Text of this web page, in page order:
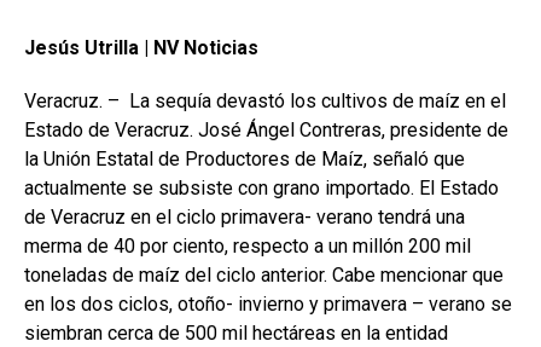
Jesús Utrilla | NV Noticias
Veracruz. – La sequía devastó los cultivos de maíz en el
Estado de Veracruz. José Ángel Contreras, presidente de
la Unión Estatal de Productores de Maíz, señaló que
actualmente se subsiste con grano importado. El Estado
de Veracruz en el ciclo primavera- verano tendrá una
merma de 40 por ciento, respecto a un millón 200 mil
toneladas de maíz del ciclo anterior. Cabe mencionar que
en los dos ciclos, otoño- invierno y primavera – verano se
siembran cerca de 500 mil hectáreas en la entidad